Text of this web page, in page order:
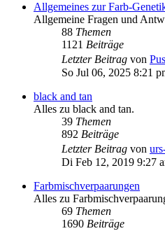
Allgemeines zur Farb-
Allgemeine Fragen und
88 Themen
1121 Beiträge
Letzter Beitrag von
So Jul 06, 2025 8:21
black and tan
Alles zu black and tan.
39 Themen
892 Beiträge
Letzter Beitrag von
Di Feb 12, 2019 9:27
Farbmischverpaarungen
Alles zu
69 Themen
1690 Beiträge